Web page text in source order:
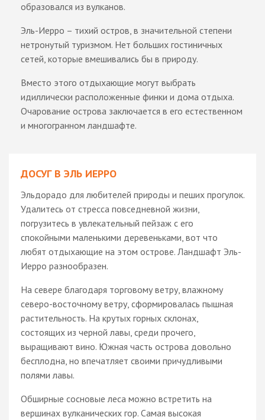
образовался из вулканов.
Эль-Иерро – тихий остров, в значительной степени
нетронутый туризмом. Нет больших гостиничных
сетей, которые вмешивались бы в природу.
Вместо этого отдыхающие могут выбрать
идиллически расположенные финки и дома отдыха.
Очарование острова заключается в его естественном
и многогранном ландшафте.
ДОСУГ В ЭЛЬ ИЕРРО
Эльдорадо для любителей природы и пеших прогулок.
Удалитесь от стресса повседневной жизни,
погрузитесь в увлекательный пейзаж с его
спокойными маленькими деревеньками, вот что
любят отдыхающие на этом острове. Ландшафт Эль-
Иерро разнообразен.
На севере благодаря торговому ветру, влажному
северо-восточному ветру, сформировалась пышная
растительность. На крутых горных склонах,
состоящих из черной лавы, среди прочего,
выращивают вино. Южная часть острова довольно
бесплодна, но впечатляет своими причудливыми
полями лавы.
Обширные сосновые леса можно встретить на
вершинах вулканических гор. Самая высокая